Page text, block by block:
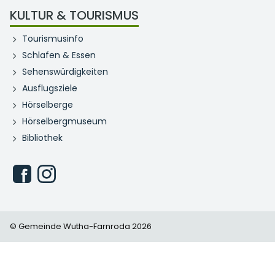
KULTUR & TOURISMUS
Tourismusinfo
Schlafen & Essen
Sehenswürdigkeiten
Ausflugsziele
Hörselberge
Hörselbergmuseum
Bibliothek
© Gemeinde Wutha-Farnroda 2026